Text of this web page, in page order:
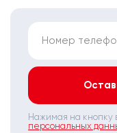
Номер
Нажимая на кнопку
персональных